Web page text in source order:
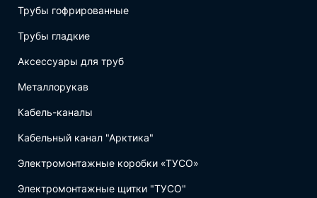
Трубы гофрированные
Трубы гладкие
Аксессуары для труб
Металлорукав
Кабель-каналы
Кабельный канал "Арктика"
Электромонтажные коробки «ТУСО»
Электромонтажные щитки "ТУСО"